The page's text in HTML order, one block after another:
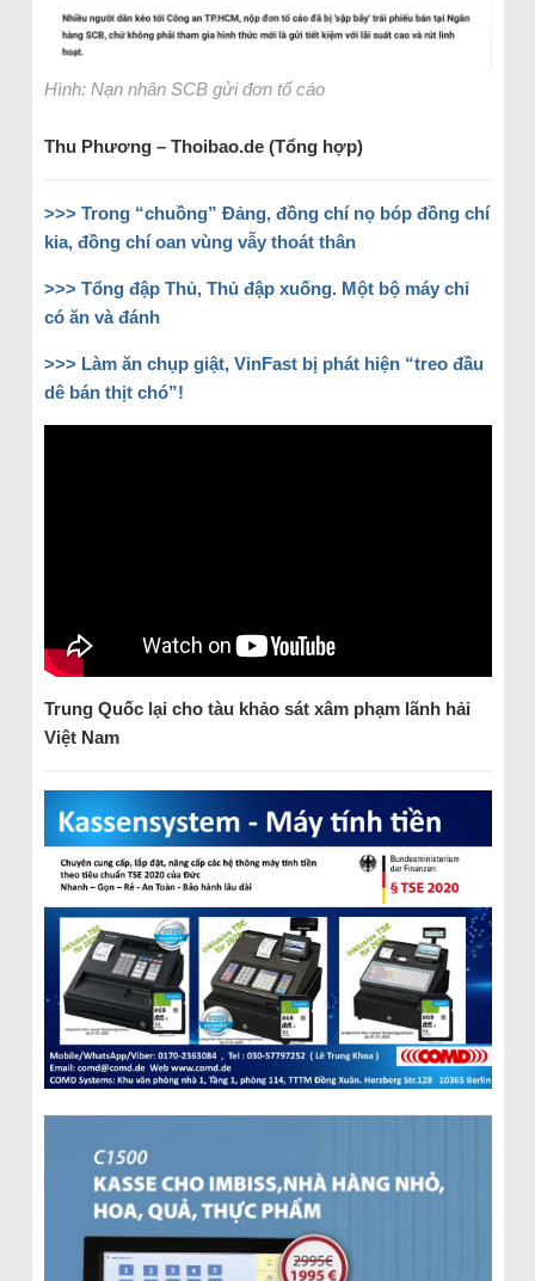
Hình: Nạn nhân SCB gửi đơn tố cáo
Thu Phương – Thoibao.de (Tổng hợp)
>>> Trong “chuồng” Đảng, đồng chí nọ bóp đồng chí
kia, đồng chí oan vùng vẫy thoát thân
>>> Tổng đập Thủ, Thủ đập xuống. Một bộ máy chỉ
có ăn và đánh
>>> Làm ăn chụp giật, VinFast bị phát hiện “treo đầu
dê bán thịt chó”!
Trung Quốc lại cho tàu khảo sát xâm phạm lãnh hải
Việt Nam